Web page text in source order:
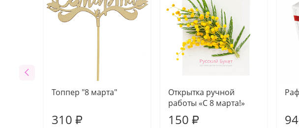
Топпер "8 марта"
310 ₽
Открытка ручной
работы «С 8 марта!»
150 ₽